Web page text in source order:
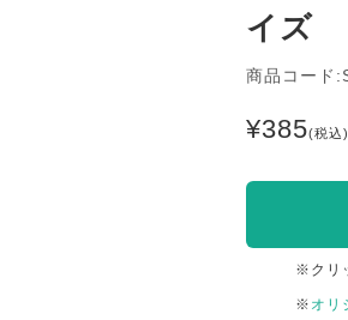
イズ
商品コード
¥385(税込)
※クリ
※ オリ